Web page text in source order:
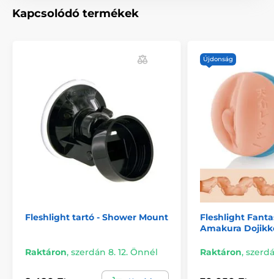
Kapcsolódó termékek
Fleshlight tartó - Shower Mount
Raktáron, szerdán 8. 12. Önnél
Újdonság
Fleshlight
Amakura
Raktáron,